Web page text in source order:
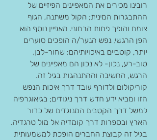
רובינו מכירים את המאפיינים הפיזיים של
ההתבגרות המינית; הקול משתנה, הגוף
צומח והופך פחות הרמוני. מאפיין נוסף הוא
הפן הרגשי, נפש הנער/ה הופכים סוערים
יותר, קוטביים באיכויותיהם: שחור-לבן,
טוב-רע, נכון- לא נכון הם מאפיינים של
הרגש, החשיבה וההתנהגות בגיל זה.
קוריקולום ולדורף עובד דרך איכות הנפש
הזו ומביא ידע חדש דרך ניגודים; בגיאוגרפיה
למשל דרך הקטבים המנוגדים של כדור
הארץ ובספרות דרך קומדיה אל מול טרגדיה.
בגיל זה קבוצת החברים הופכת למשמעותית